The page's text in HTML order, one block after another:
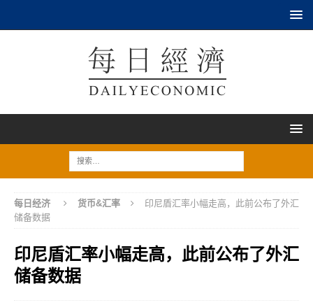
每日经济 货币&汇率
印尼盾汇率小幅走高，此前公布了外汇
储备数据
印尼盾汇率小幅走高，此前公布了外汇
储备数据